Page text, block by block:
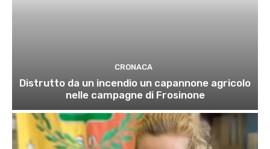
CRONACA
Distrutto da un incendio un capannone agricolo
nelle campagne di Frosinone